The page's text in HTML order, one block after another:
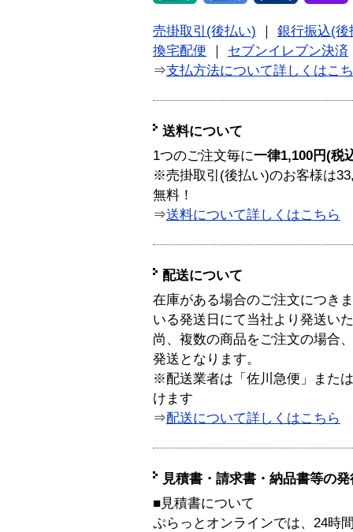
売掛取引(後払い)
銀行振込(後
換宅配便
セブンイレブン決済
⇒支払方法について詳しくはこ
送料について
1つのご注文毎に一律1,100円(税
※売掛取引(後払い)のお客様は
無料！
⇒送料について詳しくはこちら
配送について
在庫がある場合のご注文につき
いる発送日にて当社より発送い
尚、複数の商品をご注文の場合
発送となります。
※配送業者は「佐川急便」また
けます
⇒配送について詳しくはこちら
見積書・請求書・納品書等の
■見積書について
ぷらっとオンラインでは、24時